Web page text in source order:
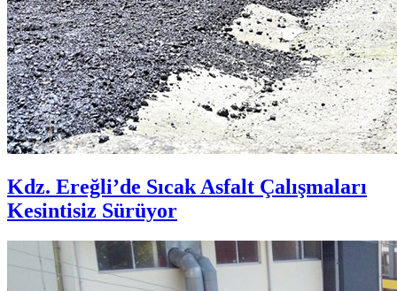
Kdz. Ereğli’de Sıcak Asfalt Çalışmaları
Kesintisiz Sürüyor